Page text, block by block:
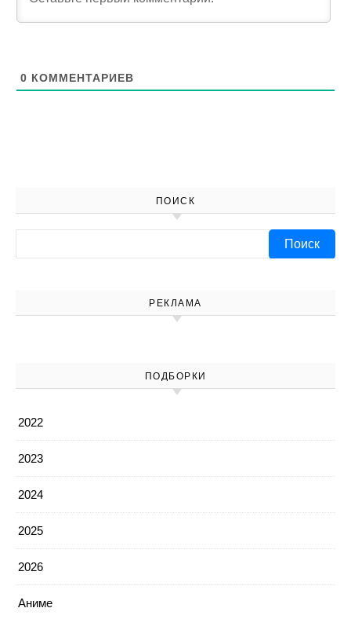
0 КОММЕНТАРИЕВ
ПОИСК
РЕКЛАМА
ПОДБОРКИ
2022
2023
2024
2025
2026
Аниме